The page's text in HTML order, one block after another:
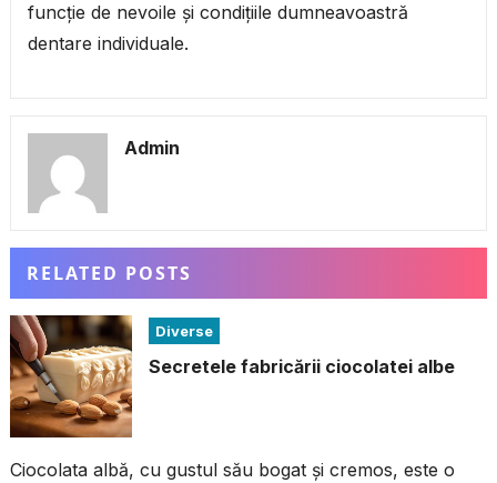
funcție de nevoile și condițiile dumneavoastră
dentare individuale.
Admin
RELATED POSTS
Diverse
Secretele fabricării ciocolatei albe
Ciocolata albă, cu gustul său bogat și cremos, este o